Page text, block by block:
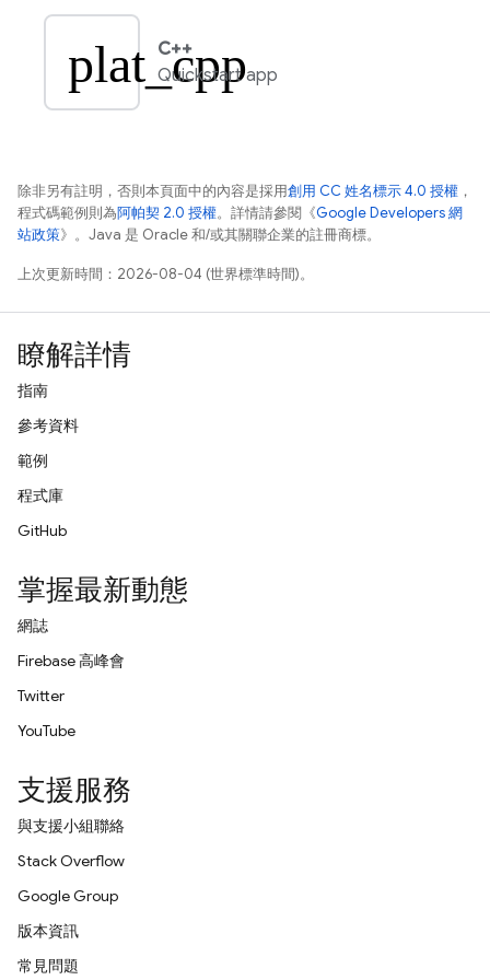
plat_cpp
C++
Quickstart app
除非另有註明，否則本頁面中的內容是採用創用 CC 姓名標示 4.0 授權 ，
程式碼範例則為阿帕契 2.0 授權。詳情請參閱《Google Developers 網
站政策》。Java 是 Oracle 和/或其關聯企業的註冊商標。
上次更新時間：2026-08-04 (世界標準時間)。
瞭解詳情
指南
參考資料
範例
程式庫
GitHub
掌握最新動態
網誌
Firebase 高峰會
Twitter
YouTube
支援服務
與支援小組聯絡
Stack Overflow
Google Group
版本資訊
常見問題